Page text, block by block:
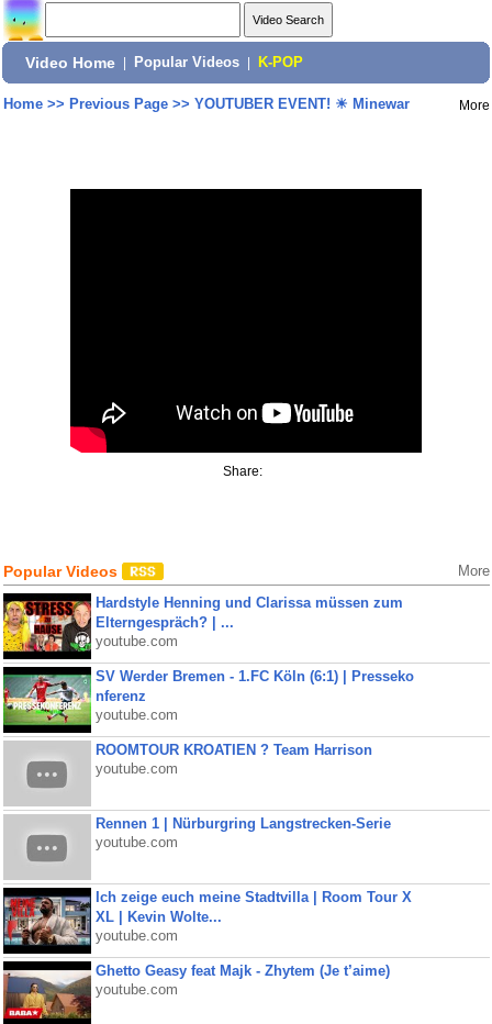
Video Home Popular Videos K-POP
Home>> Previous Page>> YOUTUBER EVENT! ☀ Minewar More
Share:
Popular Videos More
Hardstyle Henning und Clarissa müssen zum
Elterngespräch? | ...
youtube.com
SV Werder Bremen - 1.FC Köln (6:1) | Presseko
nferenz
youtube.com
ROOMTOUR KROATIEN ? Team Harrison
youtube.com
Rennen 1 | Nürburgring Langstrecken-Serie
youtube.com
Ich zeige euch meine Stadtvilla | Room Tour X
XL | Kevin Wolte...
youtube.com
Ghetto Geasy feat Majk - Zhytem (Je t’aime)
youtube.com